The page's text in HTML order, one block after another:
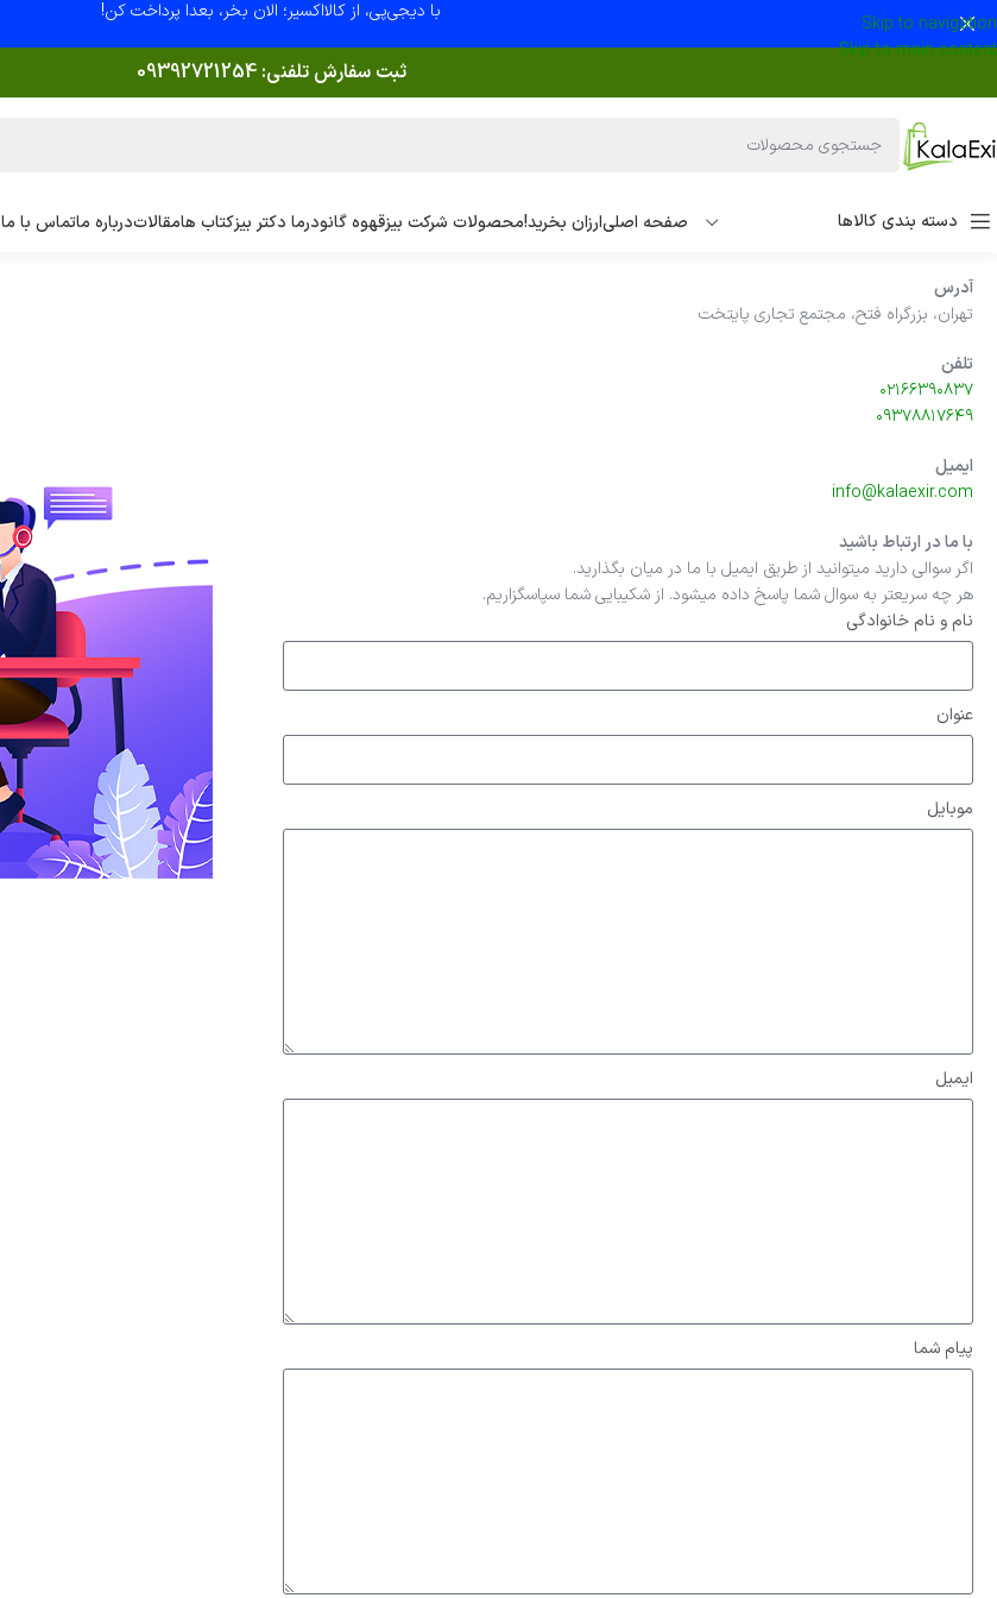
Skip to navigation
Skip to main content
با دیجی‌پی، از کالااکسیر؛ الان بخر، بعدا پرداخت کن!
ثبت سفارش تلفنی:09392721254
دسته بندی کالاها صفحه اصلیارزان بخرید!محصولات شرکت بیزقهوه گانودرما دکتر بیزکتاب هامقالاتدرباره ماتماس با ما
آدرس
تهران، بزرگراه فتح، مجتمع تجاری پایتخت
تلفن
۰۲۱۶۶۳۹۰۸۳۷
۰۹۳۷۸۸۱۷۶۴۹
ایمیل
info@kalaexir.com
با ما در ارتباط باشید
اگر سوالی دارید میتوانید از طریق ایمیل با ما در میان بگذارید.
هر چه سریعتر به سوال شما پاسخ داده میشود. از شکیبایی شما سپاسگزاریم.
نام و نام خانوادگی
عنوان
موبایل
ایمیل
پیام شما